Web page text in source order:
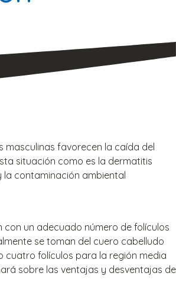
masculinas favorecen la caída del
situación como es la dermatitis
la contaminación ambiental
un adecuado número de folículos
se toman del cuero cabelludo
cuatro folículos para la región media
sobre las ventajas y desventajas de